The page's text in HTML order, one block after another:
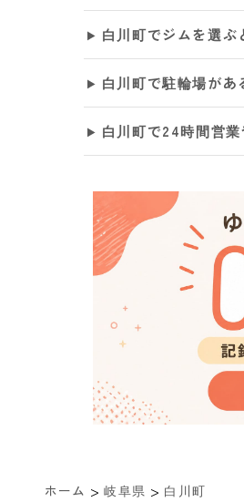
白川町でジムを選ぶ
白川町で駐輪場があ
白川町で24時間営
ホーム > 岐阜県 > 白川町